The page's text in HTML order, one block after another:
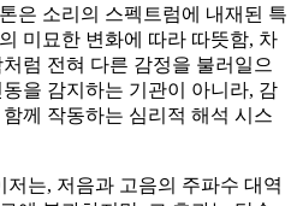
은 소리의 스펙트럼에 내재된 특
미묘한 변화에 따라 따뜻함, 차
럼 전혀 다른 감정을 불러일으
을 감지하는 기관이 아니라, 감
께 작동하는 심리적 해석 시스
는, 저음과 고음의 주파수 대역